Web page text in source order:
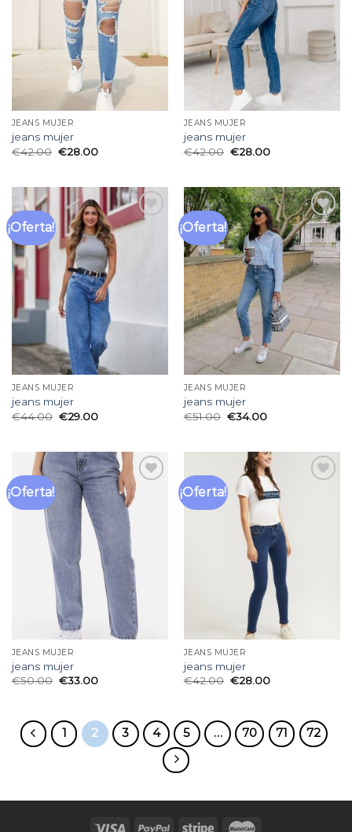
JEANS MUJER
jeans mujer
€42.00 €28.00
deseos
JEANS MUJER
jeans mujer
€42.00 €28.00
¡Oferta!
Añadir
JEANS MUJER
jeans mujer
€44.00 €29.00
¡Oferta!
Añadir
a la
lista
de
deseos
JEANS MUJER
jeans mujer
€51.00 €34.00
¡Oferta!
Añadir
JEANS MUJER
jeans mujer
€50.00 €33.00
¡Oferta!
JEANS MUJER
jeans mujer
€42.00 €28.00
1 2 3 4 5 … 70 71 72